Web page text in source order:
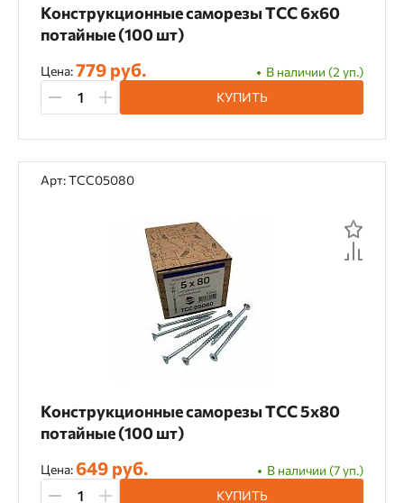
Конструкционные саморезы TCC 6х60
потайные (100 шт)
Цена:779 руб.
В наличии (2 уп.)
КУПИТЬ
Арт: TCC05080
Конструкционные саморезы TCC 5х80
потайные (100 шт)
Цена: 649 руб.
В наличии (7 уп.)
КУПИТЬ